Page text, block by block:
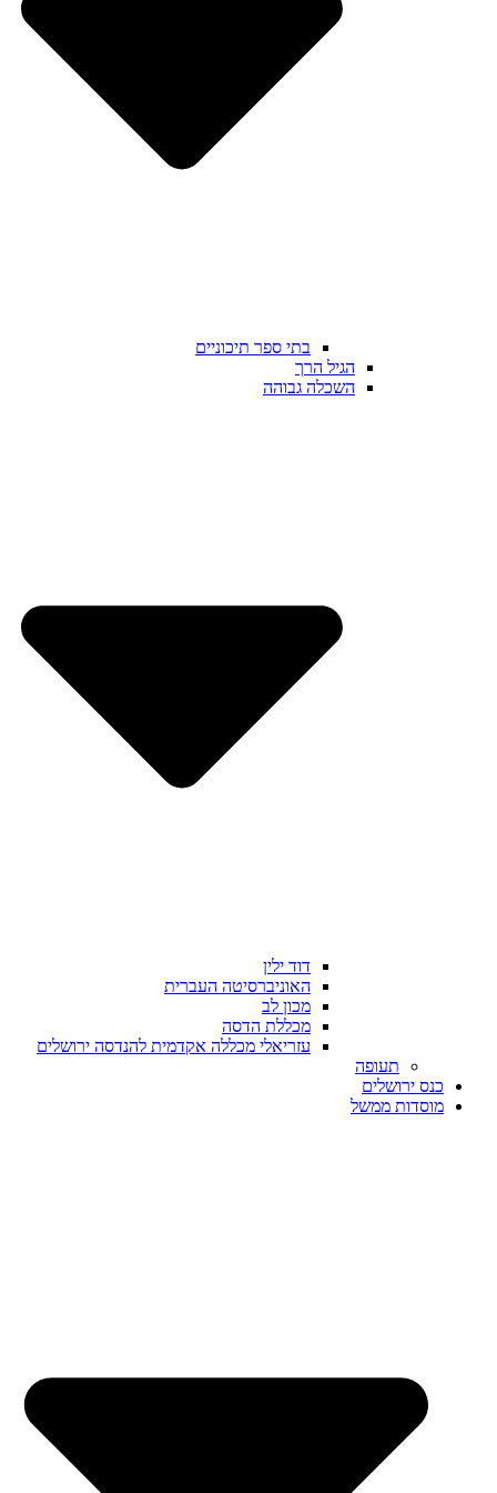
בתי ספר תיכוניים
הגיל הרך
השכלה גבוהה
דוד ילין
האוניברסיטה העברית
מכון לב
מכללת הדסה
עזריאלי מכללה אקדמית להנדסה ירושלים
תעופה
כנס ירושלים
מוסדות ממשל